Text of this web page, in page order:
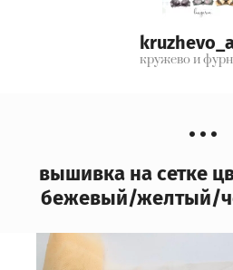
кружево и
вышивка на сетке
бежевый/желтый/